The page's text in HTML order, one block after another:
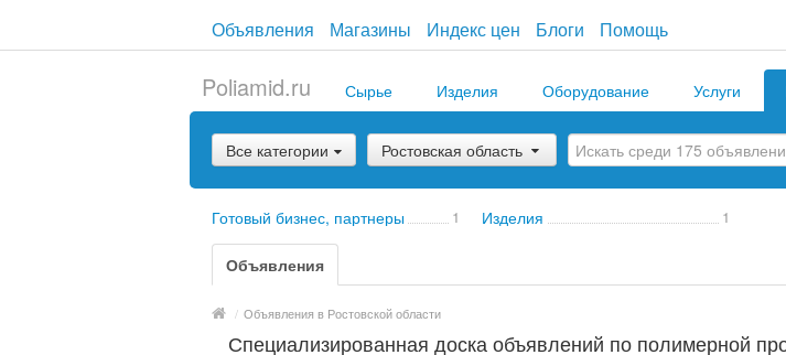
Объявления Магазины Индекс цен Блоги Помощь
Poliamid.ru Сырье Изделия Оборудование Услуги
Все категории Ростовская область
Готовый бизнес, партнеры 1 Изделия 1
Объявления
/ Объявления в Ростовской области
Специализированная доска объявлений по полимерной